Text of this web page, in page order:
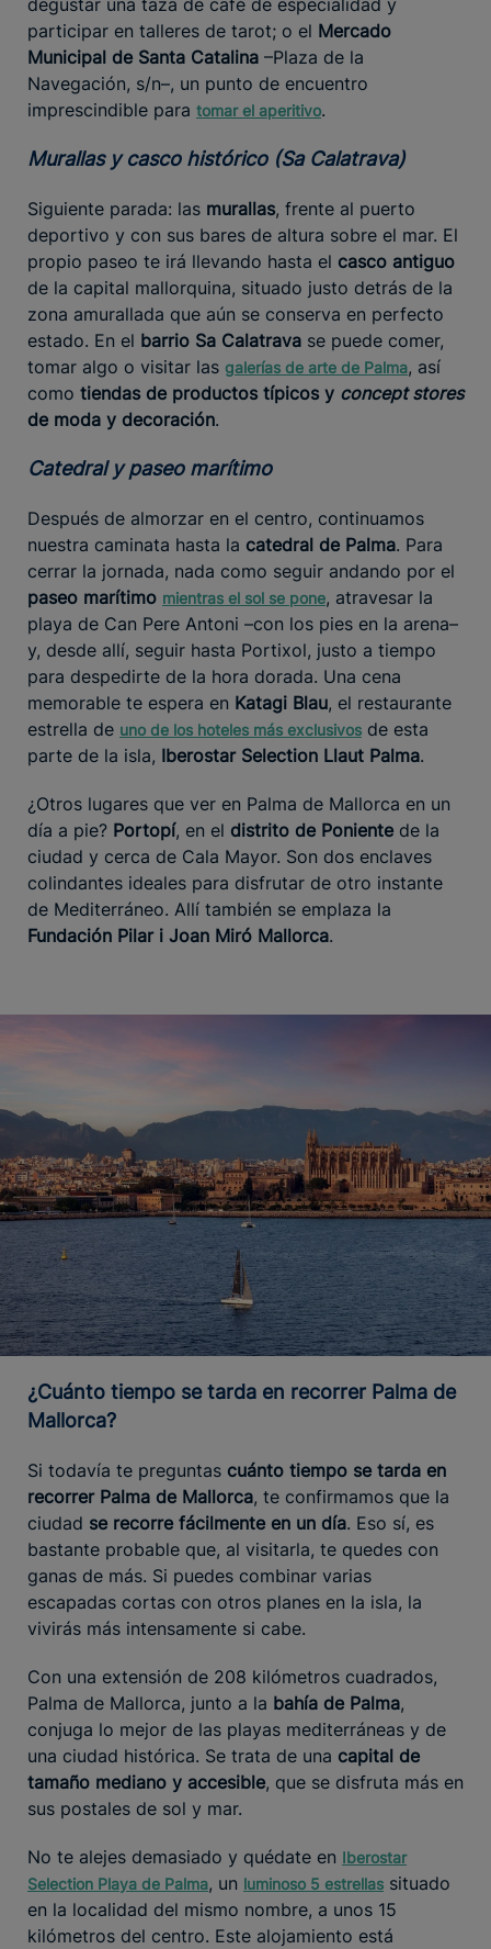
participar en talleres de tarot; o el Mercado
Municipal de Santa Catalina –Plaza de la
Navegación, s/n–, un punto de encuentro
imprescindible para tomar el aperitivo.
Murallas y casco histórico (Sa Calatrava)
Siguiente parada: las murallas, frente al puerto
deportivo y con sus bares de altura sobre el mar. El
propio paseo te irá llevando hasta el casco antiguo
de la capital mallorquina, situado justo detrás de la
zona amurallada que aún se conserva en perfecto
estado. En el barrio Sa Calatrava se puede comer,
tomar algo o visitar las galerías de arte de Palma, así
como tiendas de productos típicos y concept stores
de moda y decoración.
Catedral y paseo marítimo
Después de almorzar en el centro, continuamos
nuestra caminata hasta la catedral de Palma. Para
cerrar la jornada, nada como seguir andando por el
paseo marítimo mientras el sol se pone, atravesar la
playa de Can Pere Antoni –con los pies en la arena–
y, desde allí, seguir hasta Portixol, justo a tiempo
para despedirte de la hora dorada. Una cena
memorable te espera en Katagi Blau, el restaurante
estrella de uno de los hoteles más exclusivos de esta
parte de la isla, Iberostar Selection Llaut Palma.
¿Otros lugares que ver en Palma de Mallorca en un
día a pie? Portopí, en el distrito de Poniente de la
ciudad y cerca de Cala Mayor. Son dos enclaves
colindantes ideales para disfrutar de otro instante
de Mediterráneo. Allí también se emplaza la
Fundación Pilar i Joan Miró Mallorca.
¿Cuánto tiempo se tarda en recorrer Palma de
Mallorca?
Si todavía te preguntas cuánto tiempo se tarda en
recorrer Palma de Mallorca, te confirmamos que la
ciudad se recorre fácilmente en un día. Eso sí, es
bastante probable que, al visitarla, te quedes con
ganas de más. Si puedes combinar varias
escapadas cortas con otros planes en la isla, la
vivirás más intensamente si cabe.
Con una extensión de 208 kilómetros cuadrados,
Palma de Mallorca, junto a la bahía de Palma,
conjuga lo mejor de las playas mediterráneas y de
una ciudad histórica. Se trata de una capital de
tamaño mediano y accesible, que se disfruta más en
sus postales de sol y mar.
No te alejes demasiado y quédate en Iberostar
Selection Playa de Palma, un luminoso 5 estrellas situado
en la localidad del mismo nombre, a unos 15
kilómetros del centro. Este alojamiento está